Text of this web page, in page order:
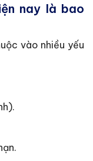
nay là bao
vào nhiều yếu